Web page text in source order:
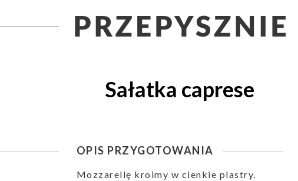
Sałatka caprese
OPIS PRZYGOTOWANIA
Mozzarellę kroimy w cienkie plastry.